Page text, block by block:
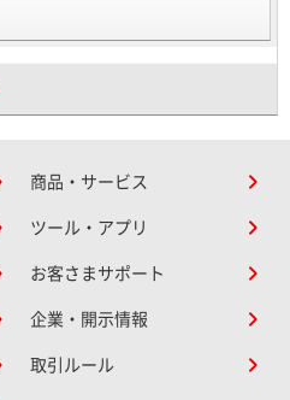
商品・サービス
ツール・アプリ
お客さまサポート
企業・開示情報
取引ルール